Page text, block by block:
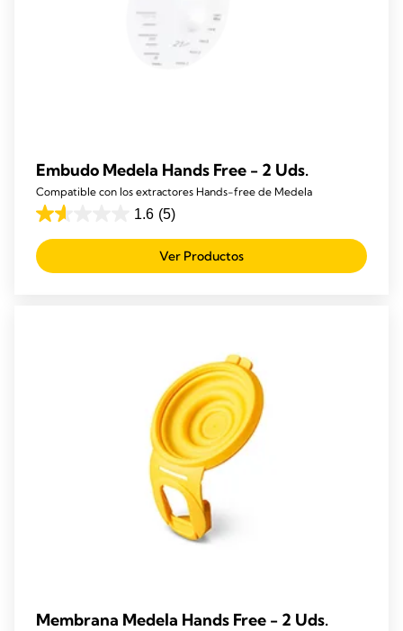
Embudo Medela Hands Free - 2 Uds.
Compatible con los extractores Hands-free de Medela
1.6 (5)
1.6
de
5
Ver Productos
Membrana Medela Hands Free - 2 Uds.